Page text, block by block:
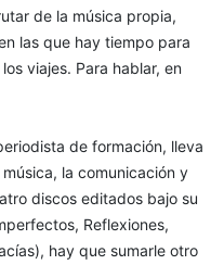
de la música propia,
las que hay tiempo para
viajes. Para hablar, en
de formación, lleva
la comunicación y
discos editados bajo su
Reflexiones,
hay que sumarle otro